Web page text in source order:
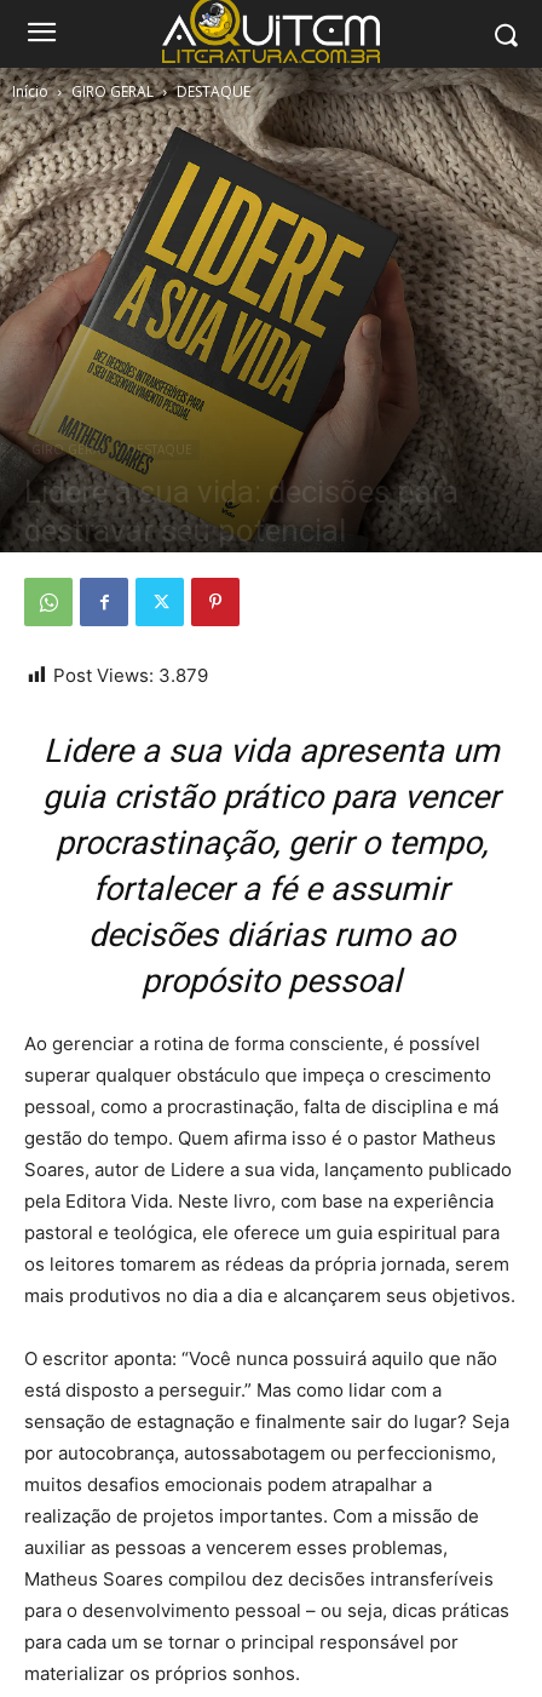
Início GIRO GERAL DESTAQUE
GIRO GERAL DESTAQUE
Lidere a sua vida: decisões para
destravar seu potencial
Post Views: 3.879
Lidere a sua vida apresenta um
guia cristão prático para vencer
procrastinação, gerir o tempo,
fortalecer a fé e assumir
decisões diárias rumo ao
propósito pessoal
Ao gerenciar a rotina de forma consciente, é possível
superar qualquer obstáculo que impeça o crescimento
pessoal, como a procrastinação, falta de disciplina e má
gestão do tempo. Quem afirma isso é o pastor Matheus
Soares, autor de Lidere a sua vida, lançamento publicado
pela Editora Vida. Neste livro, com base na experiência
pastoral e teológica, ele oferece um guia espiritual para
os leitores tomarem as rédeas da própria jornada, serem
mais produtivos no dia a dia e alcançarem seus objetivos.
O escritor aponta: “Você nunca possuirá aquilo que não
está disposto a perseguir.” Mas como lidar com a
sensação de estagnação e finalmente sair do lugar? Seja
por autocobrança, autossabotagem ou perfeccionismo,
muitos desafios emocionais podem atrapalhar a
realização de projetos importantes. Com a missão de
auxiliar as pessoas a vencerem esses problemas,
Matheus Soares compilou dez decisões intransferíveis
para o desenvolvimento pessoal – ou seja, dicas práticas
para cada um se tornar o principal responsável por
materializar os próprios sonhos.